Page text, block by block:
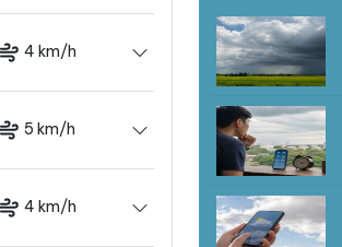
4 km/h
5 km/h
4 km/h